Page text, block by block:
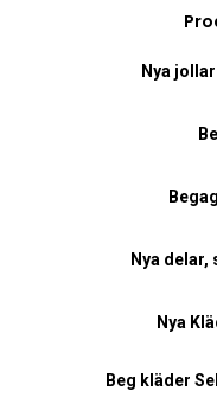
Nya jollar
Nya
Nya
Beg kläder